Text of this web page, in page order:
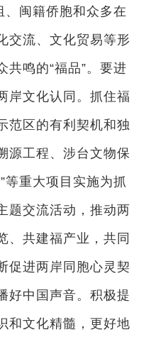
、闽籍侨胞和众多在
交流、文化贸易等形
共鸣的“福品”。要进
岸文化认同。抓住福
范区的有利契机和独
源工程、涉台文物保
等重大项目实施为抓
题交流活动，推动两
、共建福产业，共同
促进两岸同胞心灵契
好中国声音。积极提
和文化精髓，更好地